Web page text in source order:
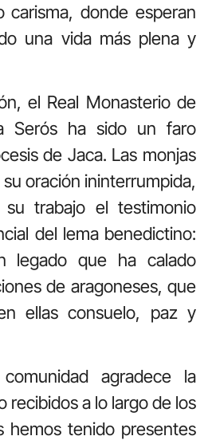
carisma, donde esperan
una vida más plena y
el Real Monasterio de
Serós ha sido un faro
de Jaca. Las monjas
oración ininterrumpida,
trabajo el testimonio
del lema benedictino:
legado que ha calado
de aragoneses, que
ellas consuelo, paz y
agradece la
recibidos a lo largo de los
hemos tenido presentes